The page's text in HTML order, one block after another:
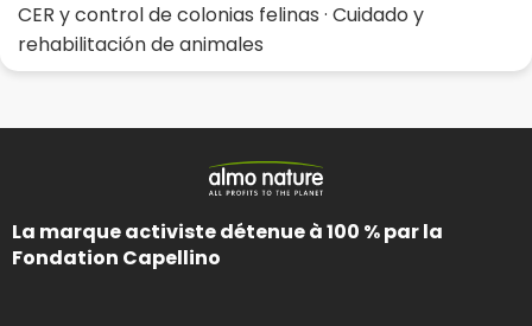
CER y control de colonias felinas · Cuidado y
rehabilitación de animales
La marque activiste détenue à 100 % par la
Fondation Capellino